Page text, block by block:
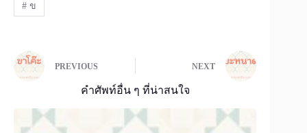
#ข
PREVIOUS NEXT
คำศัพท์อื่น ๆ ที่น่าสนใจ